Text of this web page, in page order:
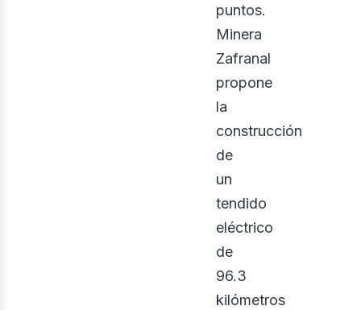
puntos.
Minera
Zafranal
propone
la
construcción
de
un
tendido
eléctrico
de
96.3
kilómetros